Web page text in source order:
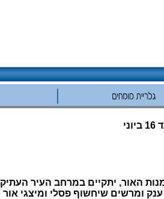
ייחודי, ענק ומרשים שיחשוף פסלי